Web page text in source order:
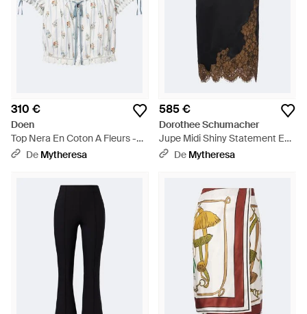
310 €
Doen
Top Nera En Coton A Fleurs -
Blanc
De Mytheresa
585 €
Dorothee Schumacher
Jupe Midi Shiny Statement En
Satin A Dentelle - Noir
De Mytheresa